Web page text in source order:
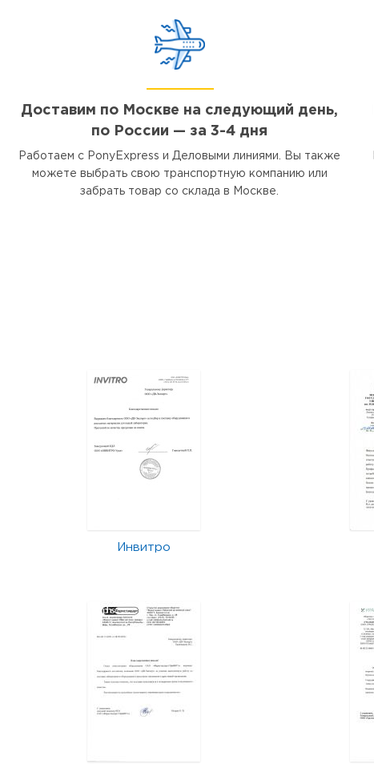
Доставим по Москве на следующий день,
по России — за 3-4 дня
Работаем с PonyExpress и Деловыми линиями. Вы также
можете выбрать свою транспортную компанию или
забрать товар со склада в Москве.
Инвитро